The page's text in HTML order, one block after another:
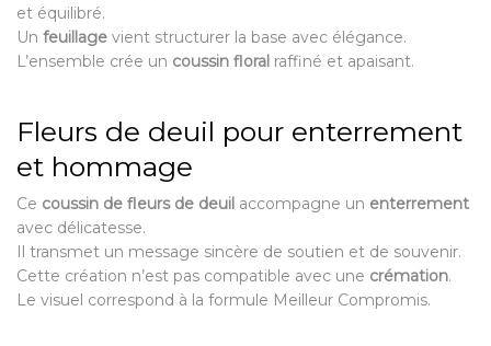
et équilibré.
Un feuillage vient structurer la base avec élégance.
L’ensemble crée un coussin floral raffiné et apaisant.
Fleurs de deuil pour enterrement
et hommage
Ce coussin de fleurs de deuil accompagne un enterrement
avec délicatesse.
Il transmet un message sincère de soutien et de souvenir.
Cette création n’est pas compatible avec une crémation.
Le visuel correspond à la formule Meilleur Compromis.